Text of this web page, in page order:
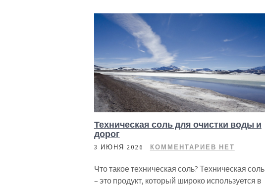
Техническая соль для очистки воды и
дорог
3 ИЮНЯ 2026 КОММЕНТАРИЕВ НЕТ
Что такое техническая соль? Техническая соль
– это продукт, который широко используется в